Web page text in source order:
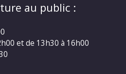
au public :
et de 13h30 à 16h00